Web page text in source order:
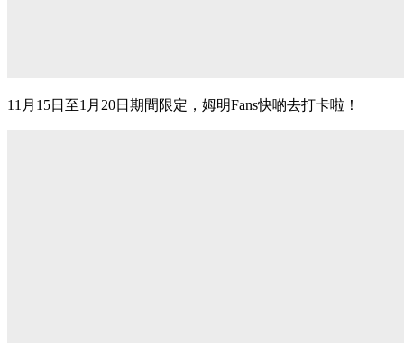
11月15日至1月20日期間限定，姆明Fans快啲去打卡啦！